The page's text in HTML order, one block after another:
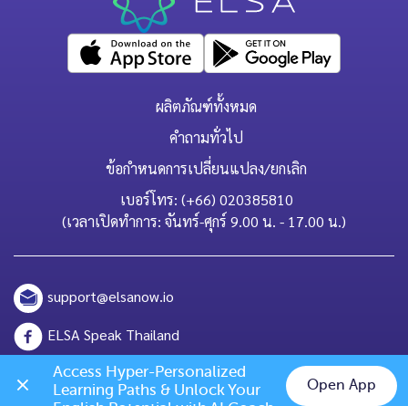
ผลิตภัณฑ์ทั้งหมด
คำถามทั่วไป
ข้อกำหนดการเปลี่ยนแปลง/ยกเลิก
เบอร์โทร: (+66) 020385810
(เวลาเปิดทำการ: จันทร์-ศุกร์ 9.00 น. - 17.00 น.)
support@elsanow.io
ELSA Speak Thailand
Channel ID: @elsaspeak
Access Hyper-Personalized
Learning Paths & Unlock Your
Open App